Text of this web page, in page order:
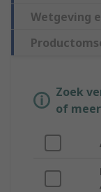
Wetgeving
Zoek
of